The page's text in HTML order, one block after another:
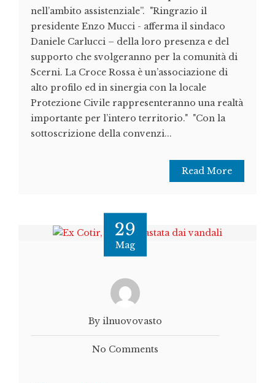
nell’ambito assistenziale”. "Ringrazio il
presidente Enzo Mucci - afferma il sindaco
Daniele Carlucci – della loro presenza e del
supporto che svolgeranno per la comunità di
Scerni. La Croce Rossa è un’associazione di
alto profilo ed in sinergia con la locale
Protezione Civile rappresenteranno una realtà
importante per l’intero territorio." "Con la
sottoscrizione della convenzi...
Read More
29
Mag
By ilnuovovasto
No Comments